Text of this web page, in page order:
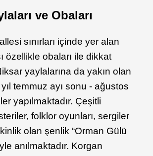
ve Obaları
sınırları içinde yer alan
özellikle obaları ile dikkat
yaylalarına da yakın olan
temmuz ayı sonu - ağustos
yapılmaktadır. Çeşitli
folklor oyunları, sergiler
olan şenlik “Orman Gülü
anılmaktadır. Korgan